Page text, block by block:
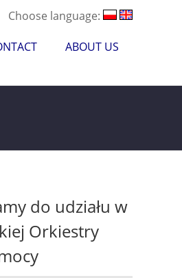
Choose language:
ABOUT US
do udziału w
Orkiestry